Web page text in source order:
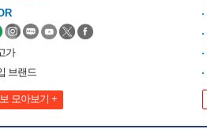
가
브랜드
모아보기 +